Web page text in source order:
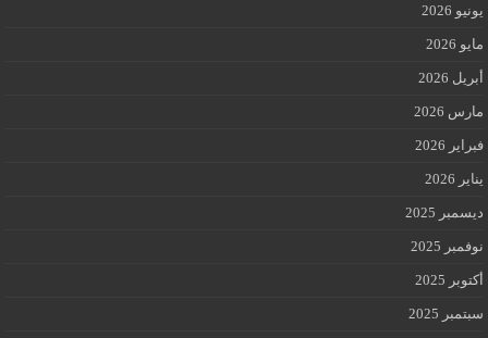
يونيو 2026
مايو 2026
أبريل 2026
مارس 2026
فبراير 2026
يناير 2026
ديسمبر 2025
نوفمبر 2025
أكتوبر 2025
سبتمبر 2025